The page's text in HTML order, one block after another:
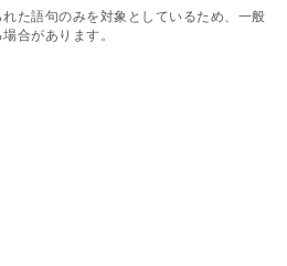
た語句のみを対象としているため、一般
合があります。